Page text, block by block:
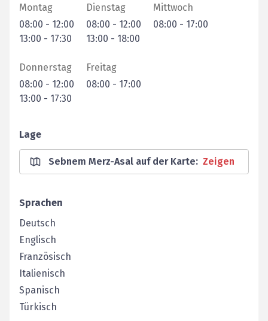
Montag
08:00 - 12:00
13:00 - 17:30
Dienstag
08:00 - 12:00
13:00 - 18:00
Mittwoch
08:00 - 17:00
Donnerstag
08:00 - 12:00
13:00 - 17:30
Freitag
08:00 - 17:00
Lage
Sebnem Merz-Asal auf der Karte: Zeigen
Sprachen
Deutsch
Englisch
Französisch
Italienisch
Spanisch
Türkisch